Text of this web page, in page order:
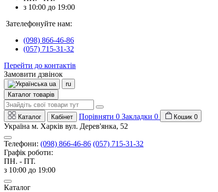
з 10:00 до 19:00
Зателефонуйте нам:
(098) 866-46-86
(057) 715-31-32
Перейти до контактів
Замовити дзвінок
ua
ru
Каталог товарів
Каталог Кабінет Порівняти 0 Закладки 0 Кошик 0
Україна м. Харків вул. Дерев'янка, 52
Телефони: (098) 866-46-86 (057) 715-31-32
Графік роботи:
ПН. - ПТ.
з 10:00 до 19:00
Каталог